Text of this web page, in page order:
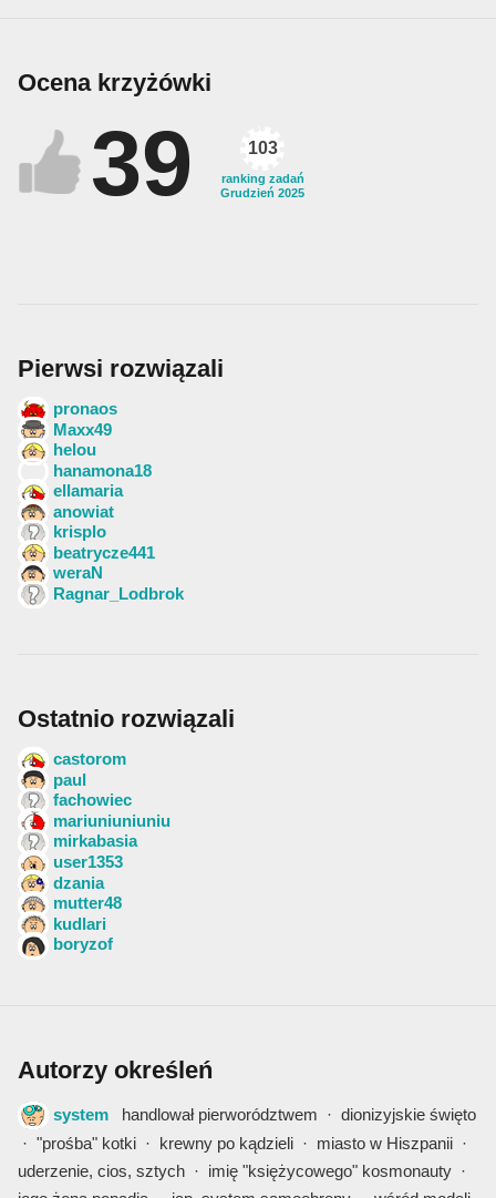
Ocena krzyżówki
39 103
ranking zadań
Grudzień 2025
Pierwsi rozwiązali
pronaos
Maxx49
helou
hanamona18
ellamaria
anowiat
krisplo
beatrycze441
weraN
Ragnar_Lodbrok
Ostatnio rozwiązali
castorom
paul
fachowiec
mariuniuniuniu
mirkabasia
user1353
dzania
mutter48
kudlari
boryzof
Autorzy określeń
system handlował pierworództwem · dionizyjskie święto
· "prośba" kotki · krewny po kądzieli · miasto w Hiszpanii ·
uderzenie, cios, sztych · imię "księżycowego" kosmonauty ·